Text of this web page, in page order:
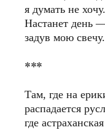
я думать не хочу.
Настанет день
задув мою свечу.
***
Там, где на
распадается
где